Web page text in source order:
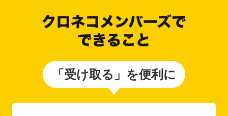
「受け取る」を便利に